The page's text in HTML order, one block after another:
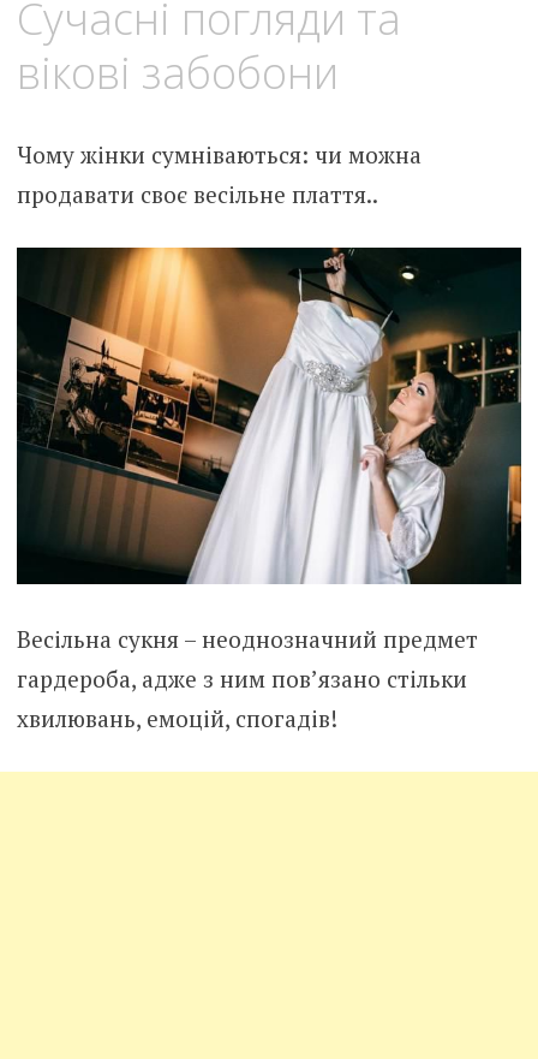
Сучасні погляди та
вікові забобони
Чому жінки сумніваються: чи можна
продавати своє весільне плаття..
Весільна сукня – неоднозначний предмет
гардероба, адже з ним пов’язано стільки
хвилювань, емоцій, спогадів!